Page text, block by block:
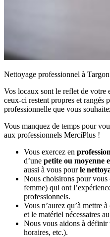
Nettoyage professionnel à Targon
Vos locaux sont le reflet de votre
ceux-ci restent propres et rangés
professionnelle que vous
Vous manquez de temps pour
aux professionnels MerciPlus !
Vous exercez en
d’une petite ou moyenne
aussi à vous pourle
Nous choisirons pour vous
femme) qui ont
professionnels.
Vous n’aurez qu’à mettre
et le matériel nécessaires
Nous vous aidons à définir
horaires, etc.).